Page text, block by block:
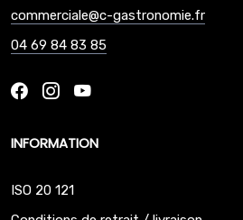
commerciale@c-gastronomie.fr
04 69 84 83 85
INFORMATION
ISO 20 121